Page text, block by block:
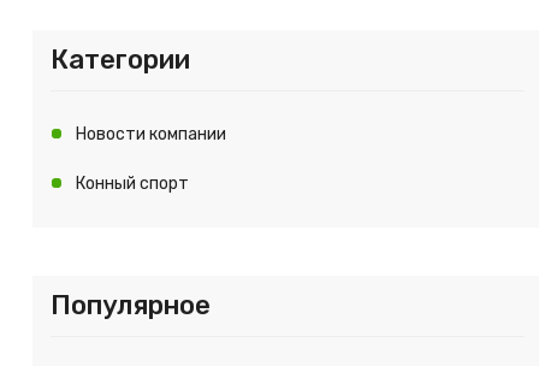
Категории
Новости компании
Конный спорт
Популярное